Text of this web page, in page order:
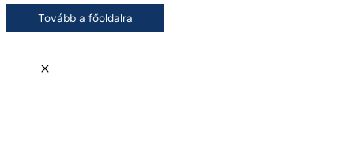
Tovább a főoldalra